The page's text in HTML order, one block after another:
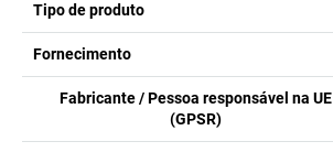
Tipo de produto
Fornecimento
Fabricante / Pessoa responsável na UE
(GPSR)